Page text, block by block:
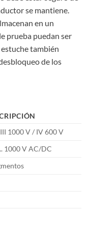
se mantiene.
en un
prueba puedan ser
también
de los
1000 V / IV 600 V
1000 V AC/DC